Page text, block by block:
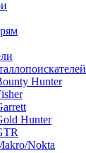
Hunter
Hunter
Nokta